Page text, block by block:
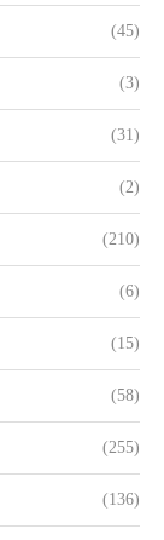
(45)
(3)
(31)
(2)
(210)
(6)
(15)
(58)
(255)
(136)